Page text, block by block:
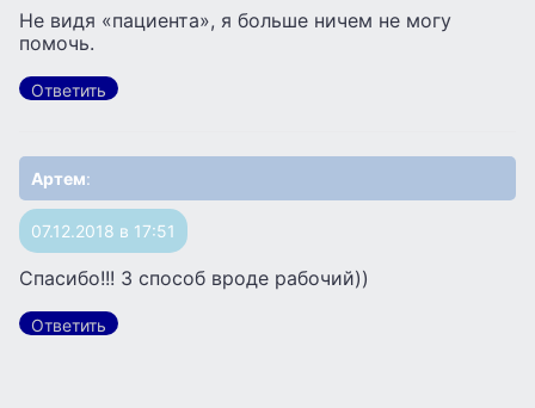
Не видя «пациента», я больше ничем не могу
помочь.
Ответить
Артем:
07.12.2018 в 17:51
Спасибо!!! 3 способ вроде рабочий))
Ответить